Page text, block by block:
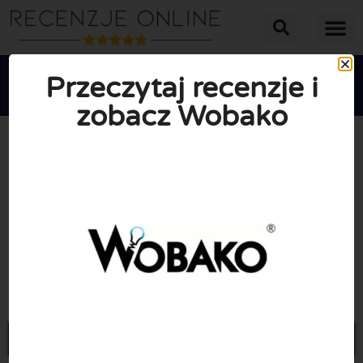

Przeczytaj recenzje i
zobacz Wobako